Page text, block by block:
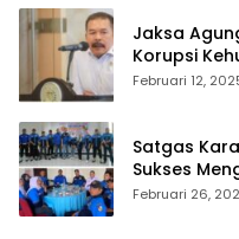
Jaksa
Korupsi
Pengusutan
Februari 12,
Satgas
Sukses
VII Karang
Februari 26,